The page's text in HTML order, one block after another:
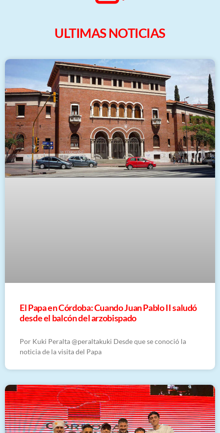
ULTIMAS NOTICIAS
El Papa en Córdoba: Cuando Juan Pablo II saludó
desde el balcón del arzobispado
Por Kuki Peralta @peraltakuki Desde que se conoció la
noticia de la visita del Papa